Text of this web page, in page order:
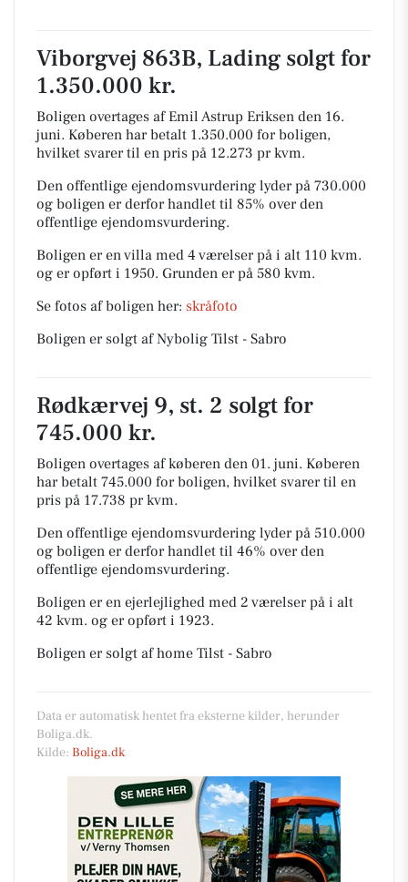
Viborgvej 863B, Lading solgt for
1.350.000 kr.
Boligen overtages af Emil Astrup Eriksen den 16.
juni. Køberen har betalt 1.350.000 for boligen,
hvilket svarer til en pris på 12.273 pr kvm.
Den offentlige ejendomsvurdering lyder på 730.000
og boligen er derfor handlet til 85% over den
offentlige ejendomsvurdering.
Boligen er en villa med 4 værelser på i alt 110 kvm.
og er opført i 1950. Grunden er på 580 kvm.
Se fotos af boligen her: skråfoto
Boligen er solgt af Nybolig Tilst - Sabro
Rødkærvej 9, st. 2 solgt for
745.000 kr.
Boligen overtages af køberen den 01. juni. Køberen
har betalt 745.000 for boligen, hvilket svarer til en
pris på 17.738 pr kvm.
Den offentlige ejendomsvurdering lyder på 510.000
og boligen er derfor handlet til 46% over den
offentlige ejendomsvurdering.
Boligen er en ejerlejlighed med 2 værelser på i alt
42 kvm. og er opført i 1923.
Boligen er solgt af home Tilst - Sabro
Data er automatisk hentet fra eksterne kilder, herunder
Boliga.dk.
Kilde: Boliga.dk